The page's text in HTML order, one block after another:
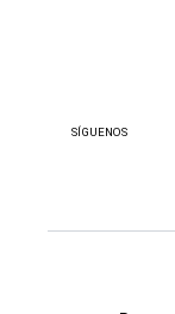
SÍGUENOS